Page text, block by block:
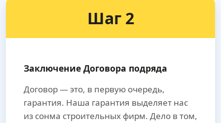
Шаг 2
Заключение Договора подряда
Договор — это, в первую очередь,
гарантия. Наша гарантия выделяет нас
из сонма строительных фирм. Дело в том,